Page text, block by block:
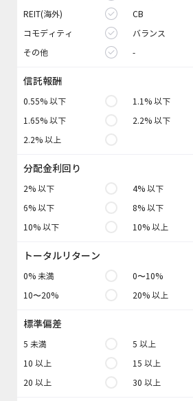
分配金
ポートフォリオ
資金流出入
ファンド検索
データの見方
REIT(海外) CB
コモディティ バランス
その他 -
信託報酬
0.55% 以下 1.1% 以下
1.65% 以下 2.2% 以下
2.2% 以上
分配金利回り
2% 以下 4% 以下
6% 以下 8% 以下
10% 以下 10% 以上
トータルリターン
0% 未満 0〜10%
10〜20% 20% 以上
標準偏差
5 未満 5 以上
10 以上 15 以上
20 以上 30 以上